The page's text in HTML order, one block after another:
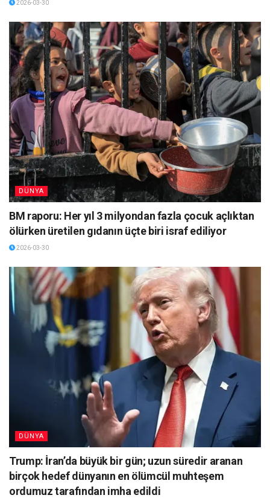
2026-03-30
DÜNYA
BM raporu: Her yıl 3 milyondan fazla çocuk açlıktan
ölürken üretilen gıdanın üçte biri israf ediliyor
2026-03-30
DÜNYA
Trump: İran’da büyük bir gün; uzun süredir aranan
birçok hedef dünyanın en ölümcül muhteşem
ordumuz tarafından imha edildi